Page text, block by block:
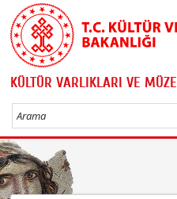
KÜLTÜR VARLIKLARI VE